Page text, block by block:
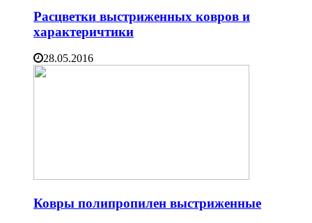
Расцветки выстриженных ковров и
характеричтики
28.05.2016
Ковры полипропилен выстриженные